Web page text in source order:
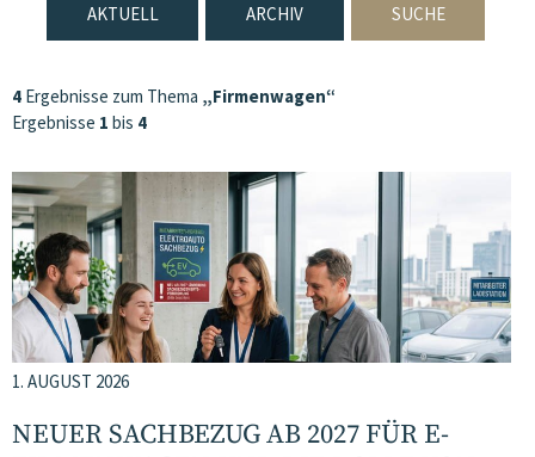
AKTUELL ARCHIV SUCHE
4 Ergebnisse zum Thema „Firmenwagen“
Ergebnisse 1 bis 4
1. AUGUST 2026
NEUER SACHBEZUG AB 2027 FÜR E-